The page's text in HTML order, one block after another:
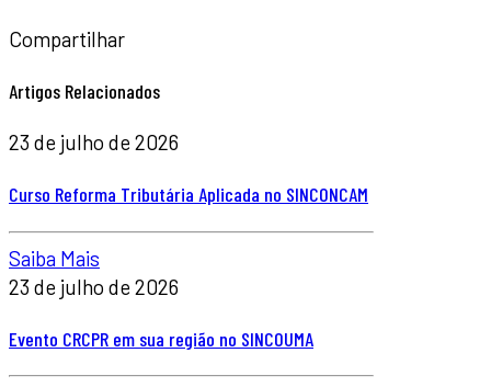
Compartilhar
Artigos Relacionados
23 de julho de 2026
Curso Reforma Tributária Aplicada no SINCONCAM
Saiba Mais
23 de julho de 2026
Evento CRCPR em sua região no SINCOUMA